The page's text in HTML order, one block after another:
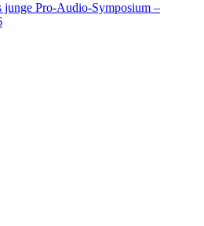
Pro-Audio-Symposium –